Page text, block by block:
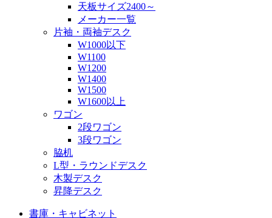
天板サイズ2400～
メーカー一覧
片袖・両袖デスク
W1000以下
W1100
W1200
W1400
W1500
W1600以上
ワゴン
2段ワゴン
3段ワゴン
脇机
L型・ラウンドデスク
木製デスク
昇降デスク
書庫・キャビネット